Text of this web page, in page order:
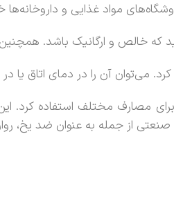
مواد غذایی و
که خالص و ارگانیک باشد.
می‌توان آن را در دمای اتاق یا
مصارف مختلف استفاده
از جمله به عنوان ضد یخ،